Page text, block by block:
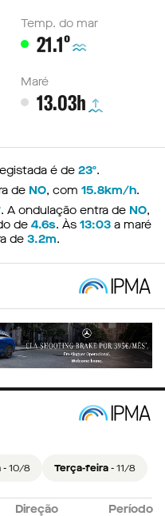
Temp. do mar
21.1º
Maré
13.03h
é de 23º.
de NO, com 15.8km/h.
. A ondulação entra de NO,
de 4.6s. Às 13:03 a maré
de 3.2m.
- 10/8 Terça-feira- 11/8
Direção
Período
Direção
Período
Direção
Período